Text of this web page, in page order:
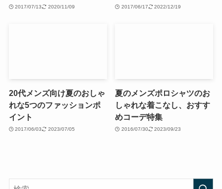
2017/07/13 2020/11/09 2017/06/17 2022/12/19
20代メンズ向け夏のおしゃ
れな5つのファッションポ
イント
2017/06/03 2023/07/05
夏のメンズポロシャツのお
しゃれな着こなし、おすす
めコーデ特集
2016/07/30 2023/09/23